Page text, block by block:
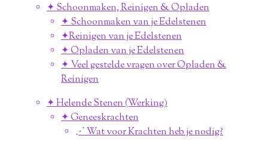
✦ Schoonmaken, Reinigen & Opladen
✦ Schoonmaken van je Edelstenen
✦Reinigen van je Edelstenen
✦ Opladen van je Edelstenen
✦ Veel gestelde vragen over Opladen &
Reinigen
✦ Helende Stenen (Werking)
✦ Geneeskrachten
⋰ Wat voor Krachten heb je nodig?